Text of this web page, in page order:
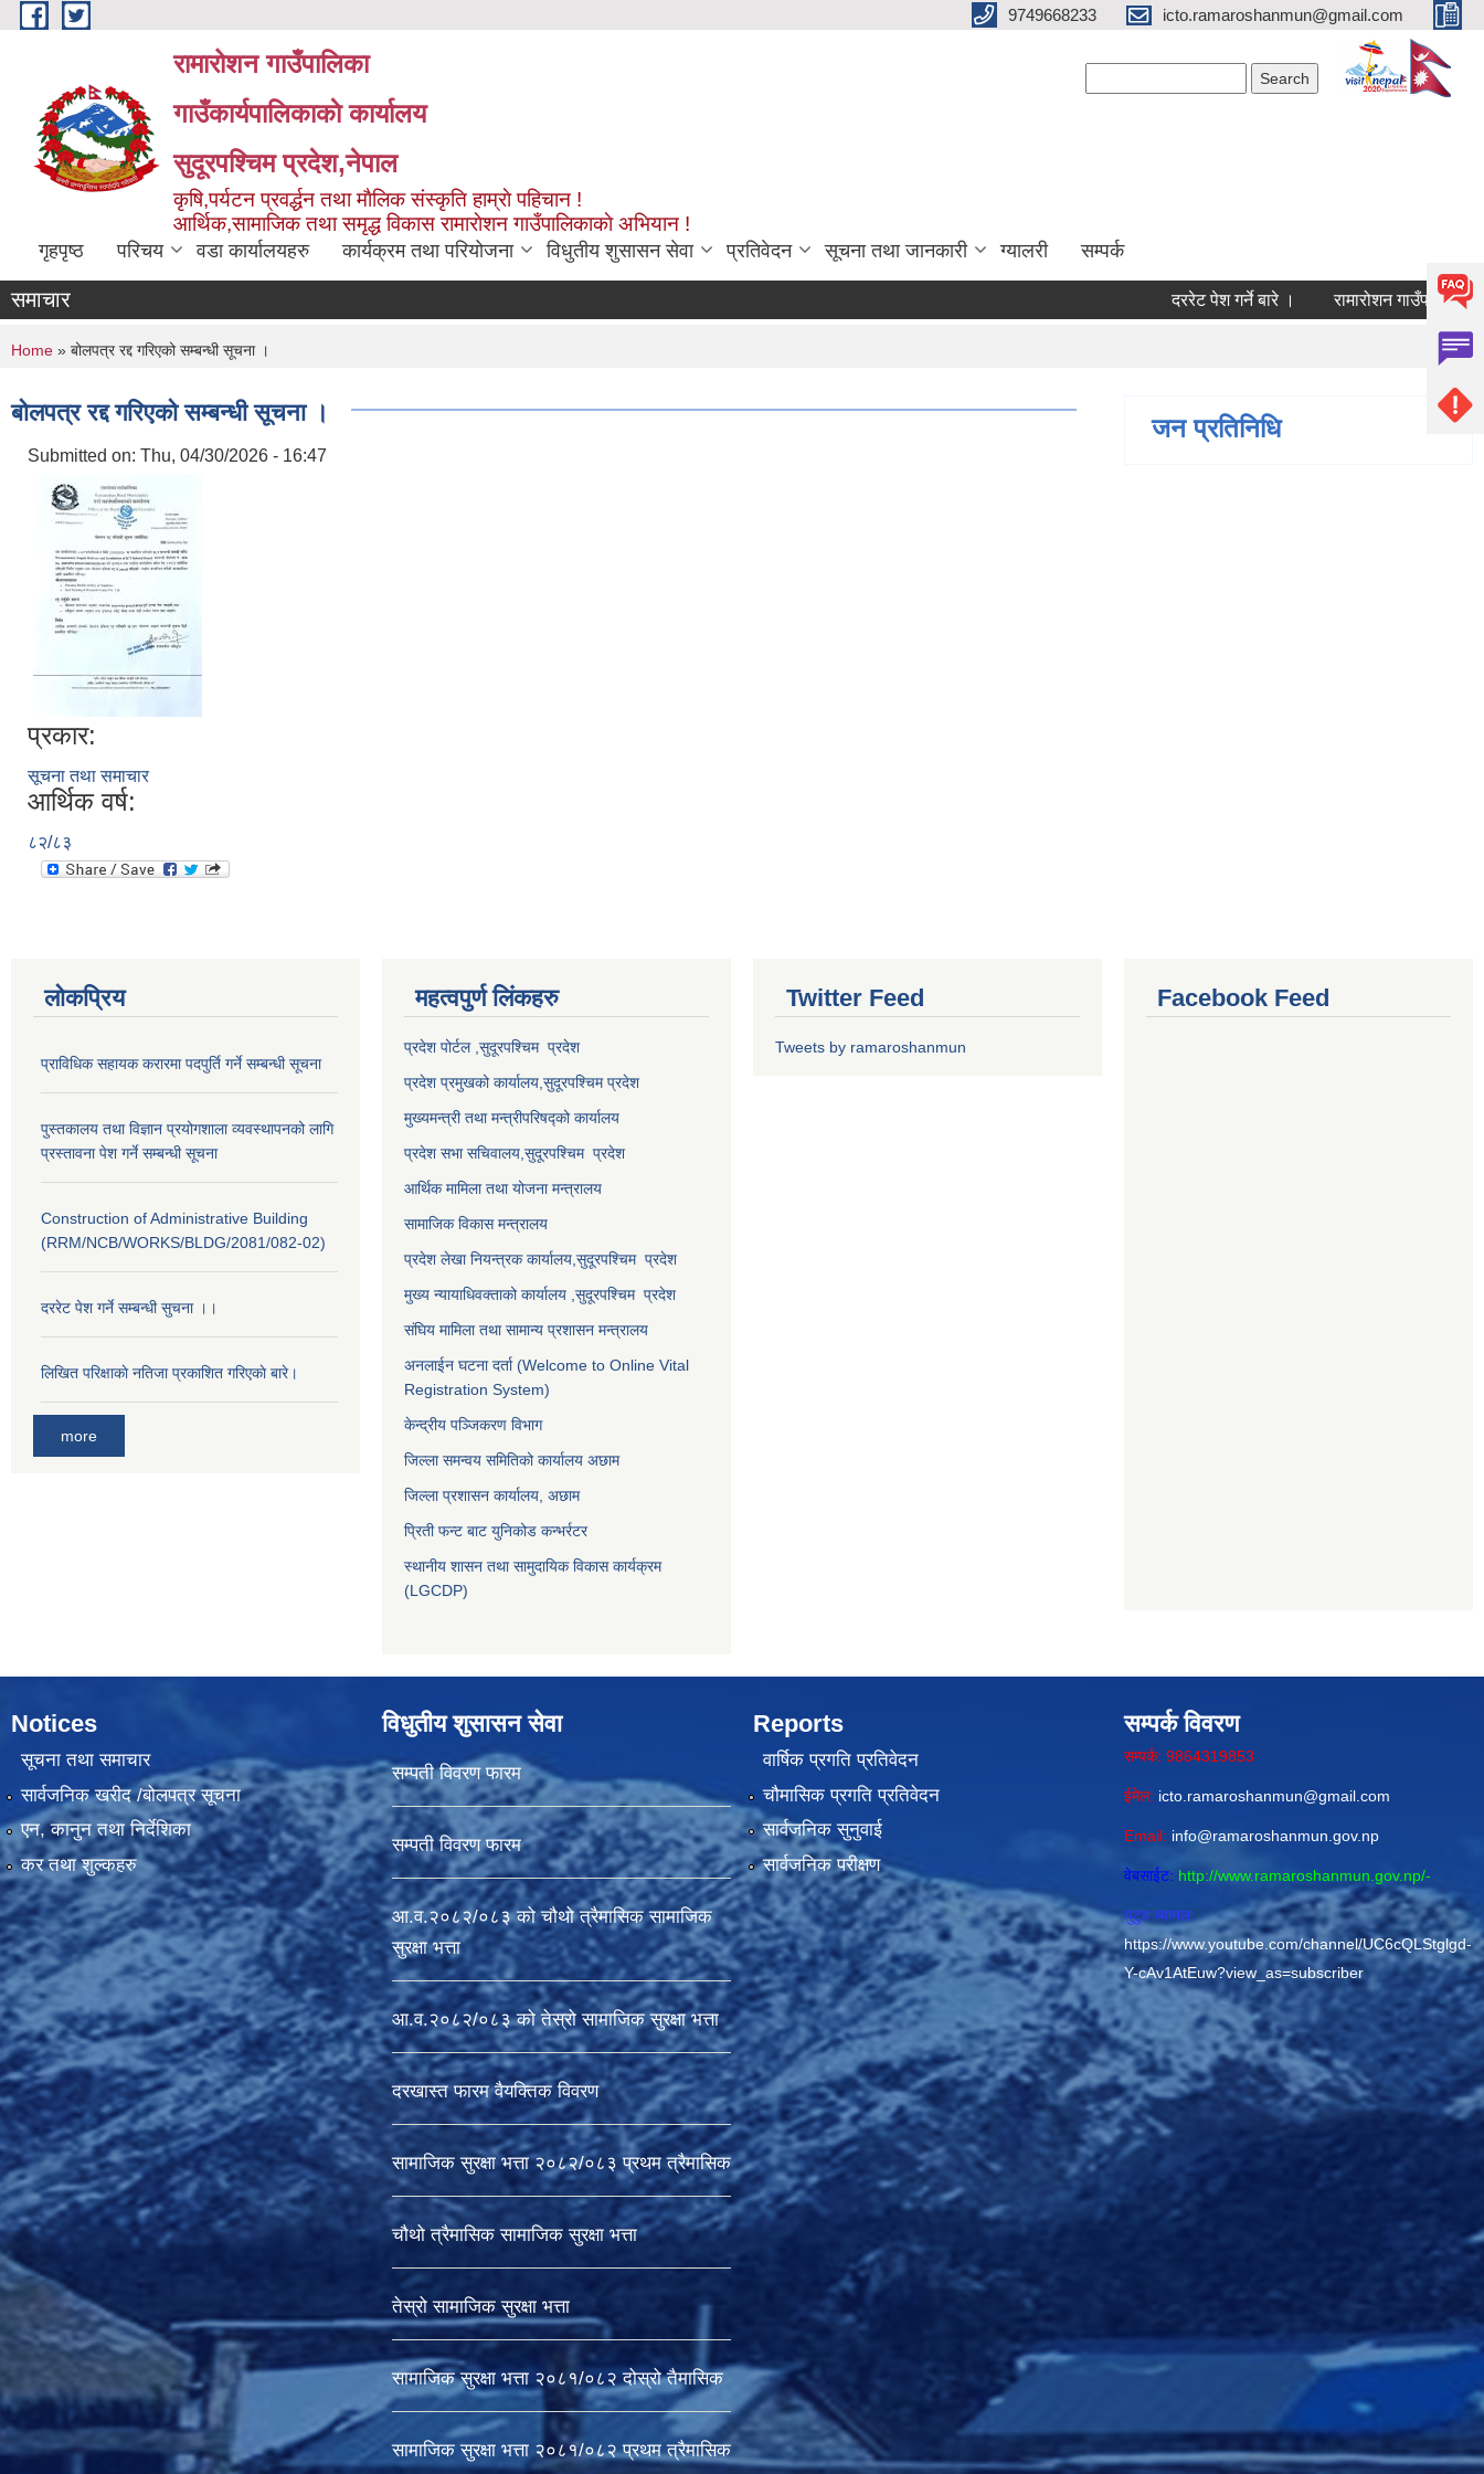
Skip to main content 9749668233 icto.ramaroshanmun@gmail.com
रामारोशन गाउँपालिका
गाउँकार्यपालिकाकाे कार्यालय
सुदूरपश्चिम प्रदेश,नेपाल
कृषि,पर्यटन प्रवर्द्धन तथा माैलिक संस्कृति हाम्राे पहिचान !
आर्थिक,सामाजिक तथा समृद्ध विकास रामाराेशन गाउँपालिकाकाे अभियान !
गृहपृष्ठ परिचय वडा कार्यालयहरु कार्यक्रम तथा परियोजना विधुतीय शुसासन सेवा प्रतिवेदन सूचना तथा जानकारी ग्यालरी सम्पर्क
समाचार दररेट पेश गर्ने बारे । रामारोशन गाउँपालिका
You are here
Home » बोलपत्र रद्द गरिएको सम्बन्धी सूचना ।
बोलपत्र रद्द गरिएको सम्बन्धी सूचना ।
Submitted on: Thu, 04/30/2026 - 16:47
प्रकार:
सूचना तथा समाचार
आर्थिक वर्ष:
८२/८३
जन प्रतिनिधि
लोकप्रिय
प्राविधिक सहायक करारमा पदपुर्ति गर्ने सम्बन्धी सूचना
पुस्तकालय तथा विज्ञान प्रयोगशाला व्यवस्थापनको लागि
प्रस्तावना पेश गर्ने सम्बन्धी सूचना
Construction of Administrative Building
(RRM/NCB/WORKS/BLDG/2081/082-02)
दररेट पेश गर्ने सम्बन्धी सुचना ।।
लिखित परिक्षाकाे नतिजा प्रकाशित गरिएकाे बारे।
more
महत्वपुर्ण लि‌ंकहरु
प्रदेश पोर्टल ,सुदूरपश्चिम प्रदेश
प्रदेश प्रमुखको कार्यालय, सुदूरपश्चिमप्रदेश
मुख्यमन्त्री तथा मन्त्रीपरिषद्को कार्यालय
प्रदेश सभा सचिवालय, सुदूरपश्चिम प्रदेश
आर्थिक मामिला तथा योजना मन्त्रालय
सामाजिक विकास मन्त्रालय
प्रदेश लेखा नियन्त्रक कार्यालय, सुदूरपश्चिम प्रदेश
मुख्य न्यायाधिवक्ताको कार्यालय , सुदूरपश्चिम प्रदेश
संघिय मामिला तथा सामान्य प्रशासन मन्त्रालय
अनलाईन घटना दर्ता (Welcome to Online Vital
Registration System)
केन्द्रीय पञ्जिकरण विभाग
जिल्ला समन्वय समितिको कार्यालय अछाम
जिल्ला प्रशासन कार्यालय, अछाम
प्रिती फन्ट बाट युनिकोड कन्भर्रटर
स्थानीय शासन तथा सामुदायिक विकास कार्यक्रम
(LGCDP)
Twitter Feed
Tweets by ramaroshanmun
Facebook Feed
Notices
सूचना तथा समाचार
सार्वजनिक खरीद /बोलपत्र सूचना
एन, कानुन तथा निर्देशिका
कर तथा शुल्कहरु
विधुतीय शुसासन सेवा
सम्पती विवरण फारम
सम्पती विवरण फारम
आ.व.२०८२/०८३ को चौथो त्रैमासिक सामाजिक
सुरक्षा भत्ता
आ.व.२०८२/०८३ को तेस्रो सामाजिक सुरक्षा भत्ता
दरखास्त फारम वैयक्तिक विवरण
सामाजिक सुरक्षा भत्ता २०८२/०८३ प्रथम त्रैमासिक
चौथो त्रैमासिक सामाजिक सुरक्षा भत्ता
तेस्रो सामाजिक सुरक्षा भत्ता
सामाजिक सुरक्षा भत्ता २०८१/०८२ दोस्रो तैमासिक
सामाजिक सुरक्षा भत्ता २०८१/०८२ प्रथम त्रैमासिक
Reports
वार्षिक प्रगति प्रतिवेदन
चौमासिक प्रगति प्रतिवेदन
सार्वजनिक सुनुवाई
सार्वजनिक परीक्षण
सम्पर्क विवरण
सम्पर्क: 9864319853
ईमेल: icto.ramaroshanmun@gmail.com
Email: info@ramaroshanmun.gov.np
वेबसाईट: http://www.ramaroshanmun.gov.np/-
युटुब च्यानल:
https://www.youtube.com/channel/UC6cQLStglgd-
Y-cAv1AtEuw?view_as=subscriber